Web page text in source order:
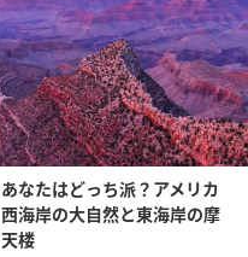
あなたはどっち派？アメリカ
西海岸の大自然と東海岸の摩
天楼